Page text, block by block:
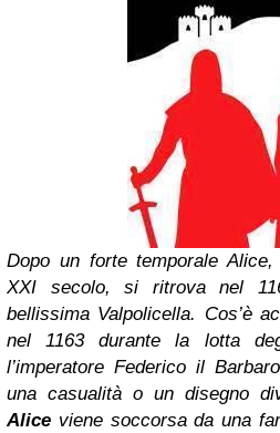
Dopo un forte temporale
XXI secolo, si ritrova nel
bellissima Valpolicella. Cos’è
nel 1163 durante la lotta
l’imperatore Federico il
una casualità o un disegno
Alice viene soccorsa da una